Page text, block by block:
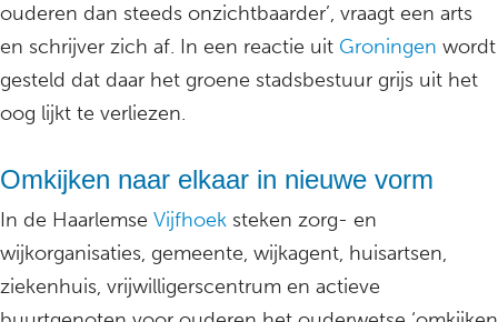
ouderen dan steeds onzichtbaarder’, vraagt een arts
en schrijver zich af. In een reactie uit Groningen wordt
gesteld dat daar het groene stadsbestuur grijs uit het
oog lijkt te verliezen.
Omkijken naar elkaar in nieuwe vorm
In de Haarlemse Vijfhoek steken zorg- en
wijkorganisaties, gemeente, wijkagent, huisartsen,
ziekenhuis, vrijwilligerscentrum en actieve